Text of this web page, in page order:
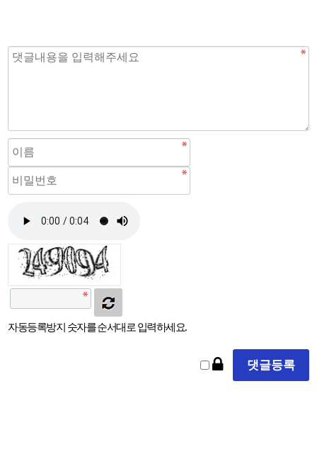
자동등록방지 숫자를 순서대로 입력하세요.